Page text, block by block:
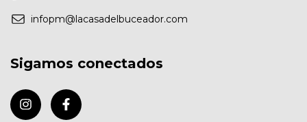
infopm@lacasadelbuceador.com
Sigamos conectados